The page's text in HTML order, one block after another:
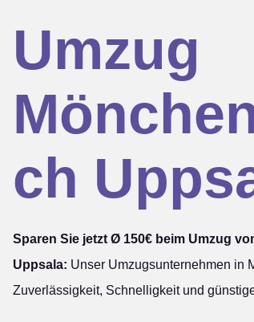
Umzug
ch
Sparen Sie jetzt Ø 150€ beim Umzug
Uppsala: Unser Umzugsunternehmen in
Zuverlässigkeit, Schnelligkeit und